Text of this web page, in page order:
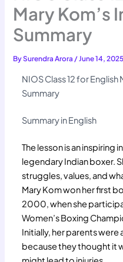
Mary Kom’s
Summary
BySurendra Arora /June 14, 2025
NIOS Class 12 for
Summary
Summary in English
The lesson is an inspiring
legendary Indian boxer.
struggles, values, and
Mary Kom won her first
2000, when she
Women’s Boxing
Initially, her parents
because they thought it